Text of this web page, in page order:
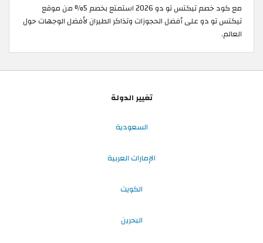
مع كود خصم تيكتس تو دو 2026 استمتع بخصم 5% من موقع
تيكتس تو دو على أفضل الحجوزات وتذاكر الطيران لأفضل الوجهات حول
العالم.
تغيير الدولة
السعودية
الإمارات العربية
الكويت
البحرين